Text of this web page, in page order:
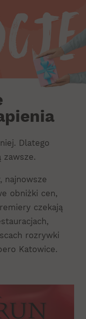
Dlatego
najnowsze
obniżki cen,
czekają
rozrywki
Katowice.